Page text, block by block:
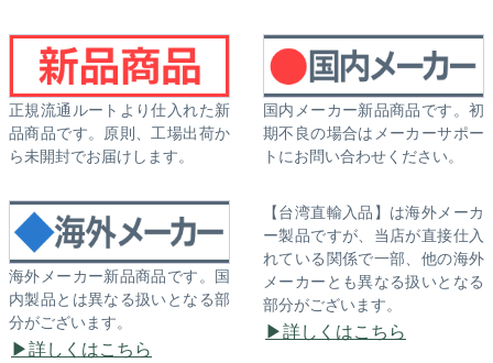
正規流通ルートより仕入れた新
品商品です。原則、工場出荷か
ら未開封でお届けします。
国内メーカー新品商品です。初
期不良の場合はメーカーサポー
トにお問い合わせください。
海外メーカー新品商品です。国
内製品とは異なる扱いとなる部
分がございます。
詳しくはこちら
【台湾直輸入品】は海外メーカ
ー製品ですが、当店が直接仕入
れている関係で一部、他の海外
メーカーとも異なる扱いとなる
部分がございます。
詳しくはこちら